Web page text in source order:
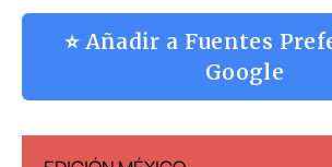
⭐ Añadir a Fuentes
Google